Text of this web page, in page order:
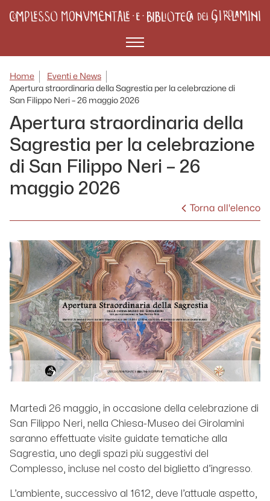
Menù
Home
Eventi e News
Apertura straordinaria della Sagrestia per la celebrazione di
San Filippo Neri – 26 maggio 2026
Apertura straordinaria della
Sagrestia per la celebrazione
di San Filippo Neri – 26
maggio 2026
Torna all'elenco
Martedì 26 maggio, in occasione della celebrazione di
San Filippo Neri, nella Chiesa-Museo dei Girolamini
saranno effettuate visite guidate tematiche alla
Sagrestia, uno degli spazi più suggestivi del
Complesso, incluse nel costo del biglietto d’ingresso.
L’ambiente, successivo al 1612, deve l’attuale aspetto,